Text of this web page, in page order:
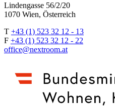
Lindengasse 56/2/20
1070 Wien, Österreich
T +43 (1) 523 32 12 - 13
F +43 (1) 523 32 12 - 22
office@nextroom.at